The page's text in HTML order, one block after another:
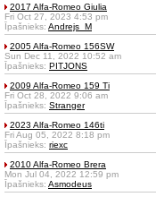
2017 Alfa-Romeo Giulia
Fri Oct 27, 2023 4:53 pm
Īpašnieks: Andrejs_M
2005 Alfa-Romeo 156SW
Sun Dec 11, 2022 10:52 am
Īpašnieks: PITJONS
2009 Alfa-Romeo 159 Ti
Fri Oct 28, 2022 9:06 am
Īpašnieks: Stranger
2023 Alfa-Romeo 146ti
Fri Aug 05, 2022 8:18 pm
Īpašnieks: riexc
2010 Alfa-Romeo Brera
Mon Jul 04, 2022 12:59 pm
Īpašnieks: Asmodeus